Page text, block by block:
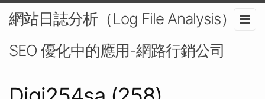
網站日誌分析（Log File Analysis）在
SEO 優化中的應用-網路行銷公司